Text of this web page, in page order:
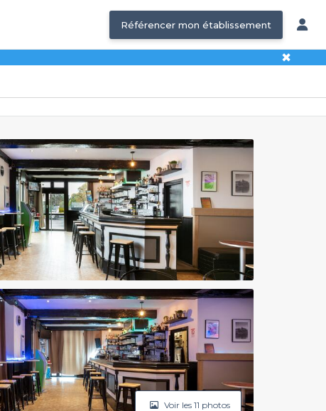
Référencer mon établissement
✖
Voir les 11 photos